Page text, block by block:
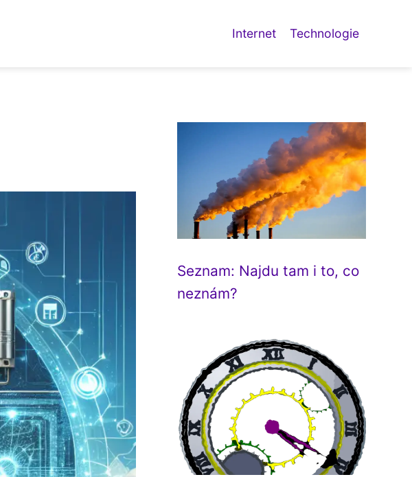
Internet Technologie
Seznam: Najdu tam i to, co
neznám?